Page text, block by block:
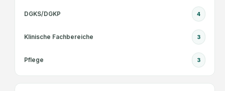
DGKS/DGKP 4
Klinische Fachbereiche 3
Pflege 3